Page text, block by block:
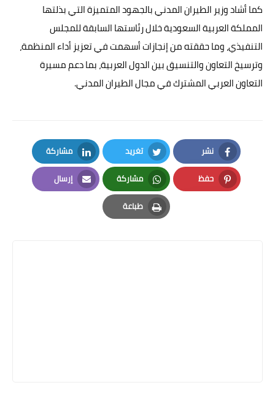
كما أشاد وزير الطيران المدني بالجهود المتميزة التي بذلتها
المملكة العربية السعودية خلال رئاستها السابقة للمجلس
التنفيذي، وما حققته من إنجازات أسهمت في تعزيز أداء المنظمة،
وترسيخ التعاون والتنسيق بين الدول العربية، بما دعم مسيرة
التعاون العربي المشترك في مجال الطيران المدني.
نشر
Facebook
تغريد
Twitter
مشاركة
LinkedIn
حفظ
Pinterest
مشاركة
Whatsapp
إرسال
Email
طباعة
Print